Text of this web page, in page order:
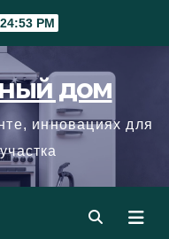
PM
дом
инновациях для